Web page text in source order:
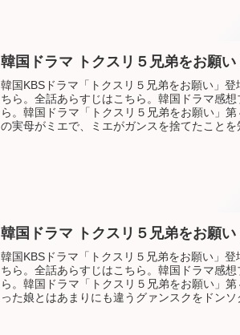
韓国ドラマ トクスリ５兄弟をお願
韓国KBSドラマ「トクスリ５兄弟をお願い」登
ちら。全話あらすじはこちら。韓国ドラマ感
ら。韓国ドラマ「トクスリ５兄弟をお願い」
の実母がミエで、ミエがガンスを捨てたことを
韓国ドラマ トクスリ５兄弟をお願
韓国KBSドラマ「トクスリ５兄弟をお願い」登
ちら。全話あらすじはこちら。韓国ドラマ感
ら。韓国ドラマ「トクスリ５兄弟をお願い」
った娘とはあまりにも違うグァンスクをドン